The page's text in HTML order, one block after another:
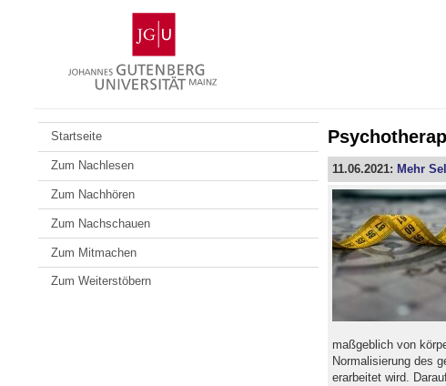
Gutenberg-
Universität
Mainz
Startseite
Zum Nachlesen
Zum Nachhören
Zum Nachschauen
Zum Mitmachen
Zum Weiterstöbern
11.06.2021: Mehr
maßgeblich von
Normalisierung des
erarbeitet wird.